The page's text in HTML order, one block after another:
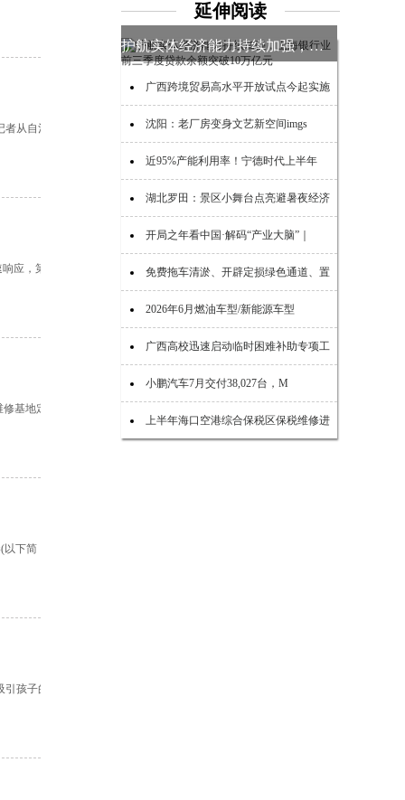
延伸阅读
护航实体经济能力持续加强，上海银行
广西跨境贸易高水平开放试点今起实施
沈阳：老厂房变身文艺新空间imgs
近95%产能利用率！宁德时代上半年
湖北罗田：景区小舞台点亮避暑夜经济
开局之年看中国·解码“产业大脑”｜
免费拖车清淤、开辟定损绿色通道、置
2026年6月燃油车型/新能源车型
广西高校迅速启动临时困难补助专项工
小鹏汽车7月交付38,027台，M
上半年海口空港综合保税区保税维修进
从自治
应，第
基地定
以下简
孩子的